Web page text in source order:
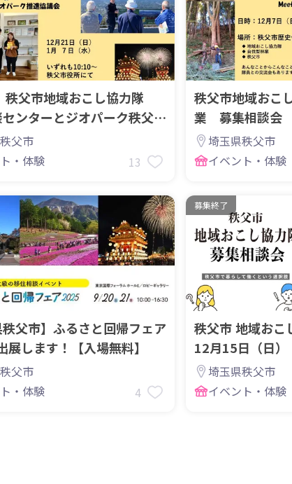
父市地域おこし協力隊
センターとジオパーク秩父
会
父市
・体験
13
秩父市地域おこ
業 募集相談会
埼玉県秩父市
イベント・体験
秩父市】ふるさと回帰フェア
展します！【入場無料】
父市
・体験
4
募集終了
秩父市 地域おこ
12月15日（日）
埼玉県秩父市
イベント・体験